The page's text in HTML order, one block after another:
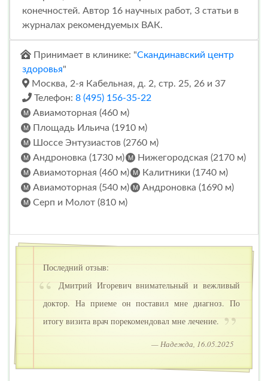
конечностей. Автор 16 научных работ, 3 статьи в
журналах рекомендуемых ВАК.
Принимает в клинике: "Скандинавский центр
здоровья"
Москва, 2-я Кабельная, д. 2, стр. 25, 26 и 37
Телефон: 8 (495) 156-35-22
Авиамоторная (460 м)
Площадь Ильича (1910 м)
Шоссе Энтузиастов (2760 м)
Андроновка (1730 м)
Нижегородская (2170 м)
Авиамоторная (460 м)
Калитники (1740 м)
Авиамоторная (540 м)
Андроновка (1690 м)
Серп и Молот (810 м)
Последний отзыв:
Дмитрий Игоревич внимательный и вежливый
доктор. На приеме он поставил мне диагноз. По
итогу визита врач порекомендовал мне лечение.
— Надежда, 16.05.2025